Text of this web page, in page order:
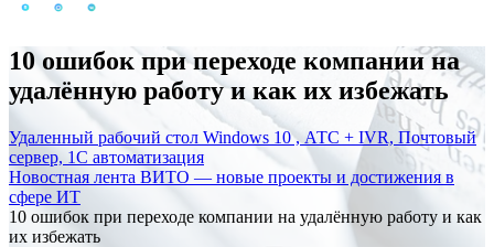
10 ошибок при переходе компании на
удалённую работу и как их избежать
Удаленный рабочий стол Windows 10 , АТС + IVR, Почтовый
сервер, 1С автоматизация
Новостная лента ВИТО — новые проекты и достижения в
сфере ИТ
10 ошибок при переходе компании на удалённую работу и как
их избежать